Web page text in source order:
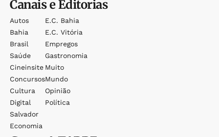
Canais e Editorias
Autos
Bahia
Brasil
Saúde
Cineinsite
Concursos
Cultura
Digital
Salvador
Economia
E.c. Bahia
E.c. Vitória
Empregos
Gastronomia
Muito
Mundo
Opinião
Política